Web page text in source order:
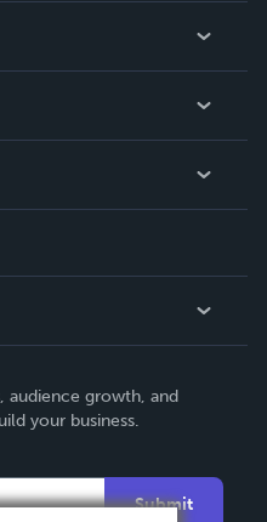
audience growth, and
your business.
Submit